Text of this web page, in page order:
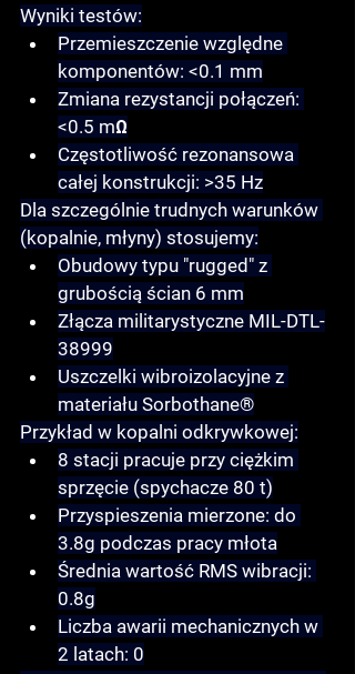
Wyniki testów:
Przemieszczenie względne
komponentów: <0.1 mm
Zmiana rezystancji połączeń:
<0.5 mΩ
Częstotliwość rezonansowa
całej konstrukcji: >35 Hz
Dla szczególnie trudnych warunków
(kopalnie, młyny) stosujemy:
Obudowy typu "rugged" z
grubością ścian 6 mm
Złącza militarystyczne MIL-DTL-
38999
Uszczelki wibroizolacyjne z
materiału Sorbothane®
Przykład w kopalni odkrywkowej:
8 stacji pracuje przy ciężkim
sprzęcie (spychacze 80 t)
Przyspieszenia mierzone: do
3.8g podczas pracy młota
Średnia wartość RMS wibracji:
0.8g
Liczba awarii mechanicznych w
2 latach: 0